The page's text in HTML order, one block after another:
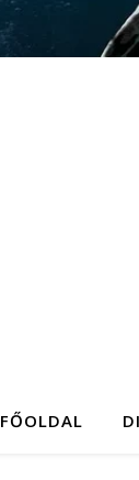
FŐOLDAL